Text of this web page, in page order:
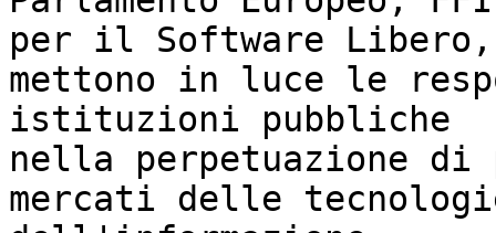
per il Software Libero,
mettono in luce le
istituzioni pubbliche
nella perpetuazione
mercati delle